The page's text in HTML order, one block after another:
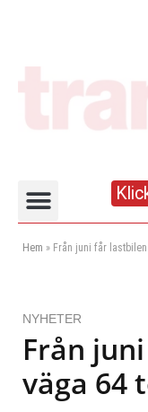
Hem » Från juni får
NYHETER
Från
väga 64